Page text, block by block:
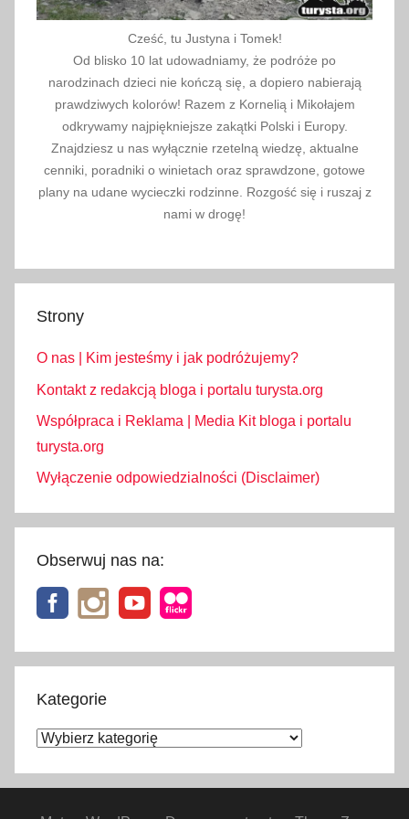
Cześć, tu Justyna i Tomek!
Od blisko 10 lat udowadniamy, że podróże po
narodzinach dzieci nie kończą się, a dopiero nabierają
prawdziwych kolorów! Razem z Kornelią i Mikołajem
odkrywamy najpiękniejsze zakątki Polski i Europy.
Znajdziesz u nas wyłącznie rzetelną wiedzę, aktualne
cenniki, poradniki o winietach oraz sprawdzone, gotowe
plany na udane wycieczki rodzinne. Rozgość się i ruszaj z
nami w drogę!
Strony
O nas | Kim jesteśmy i jak podróżujemy?
Kontakt z redakcją bloga i portalu turysta.org
Współpraca i Reklama | Media Kit bloga i portalu
turysta.org
Wyłączenie odpowiedzialności (Disclaimer)
Obserwuj nas na:
Kategorie
Kategorie